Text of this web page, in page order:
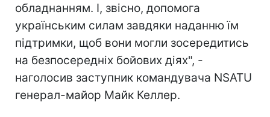
обладнанням. І, звісно, допомога
українським силам завдяки наданню їм
підтримки, щоб вони могли зосередитись
на безпосередніх бойових діях", -
наголосив заступник командувача NSATU
генерал-майор Майк Келлер.